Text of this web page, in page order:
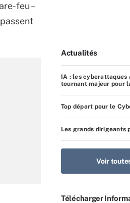
feu –
Actualités
IA : les cyberattaques
tournant majeur pour
Top départ pour le
Les grands dirigeants
Voir
Télécharger